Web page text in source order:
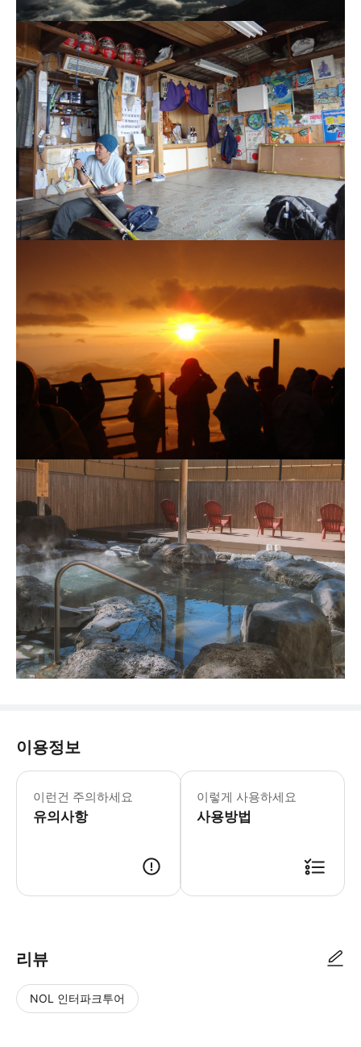
이용정보
이런건 주의하세요
유의사항
* -후지산 등반 및 입장료(등산로 및
이렇게 사용하세요
사용방법
리뷰
NOL 인터파크투어